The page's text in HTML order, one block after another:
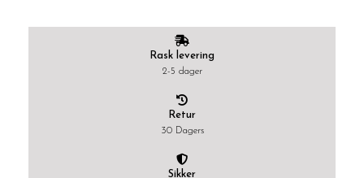
Rask levering
2-5 dager
Retur
30 Dagers
Sikker